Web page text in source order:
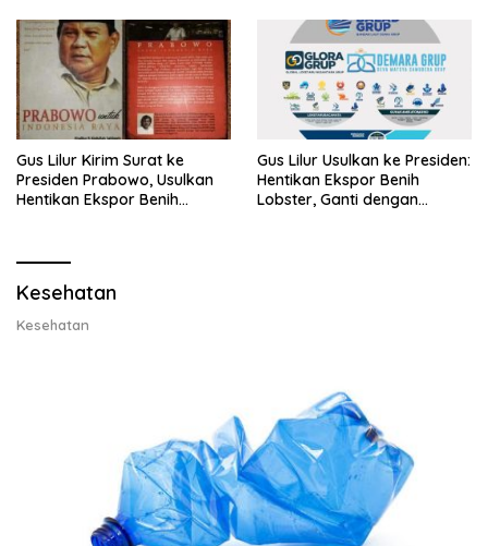
Gus Lilur Kirim Surat ke
Presiden Prabowo, Usulkan
Hentikan Ekspor Benih
Gus Lilur Usulkan ke Presiden:
Hentikan Ekspor Benih
Lobster, Ganti dengan
Kesehatan
Kesehatan